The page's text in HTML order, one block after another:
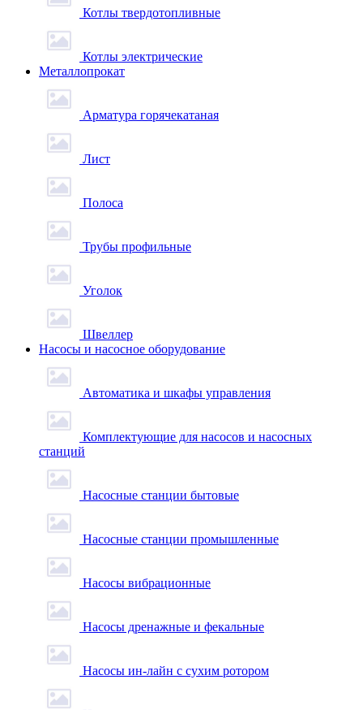
Котлы твердотопливные
Котлы электрические
Металлопрокат
Арматура горячекатаная
Лист
Полоса
Трубы профильные
Уголок
Швеллер
Насосы и насосное оборудование
Автоматика и шкафы управления
Комплектующие для насосов и насосных
станций
Насосные станции бытовые
Насосные станции промышленные
Насосы вибрационные
Насосы дренажные и фекальные
Насосы ин-лайн с сухим ротором